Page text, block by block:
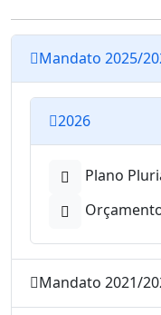
Mandato 2025/
2026
Plano
Mandato 2021/